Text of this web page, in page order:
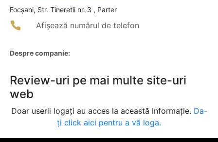
Focşani, Str. Tineretii nr. 3 , Parter
Afișează numărul de telefon
Despre companie:
Review-uri pe mai multe site-uri
web
Doar userii logați au acces la această informație. Da-
ți click aici pentru a vă loga.